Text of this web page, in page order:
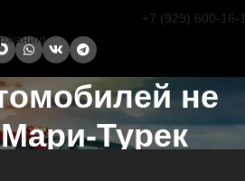
+7 (929) 600-16-
не
Турек